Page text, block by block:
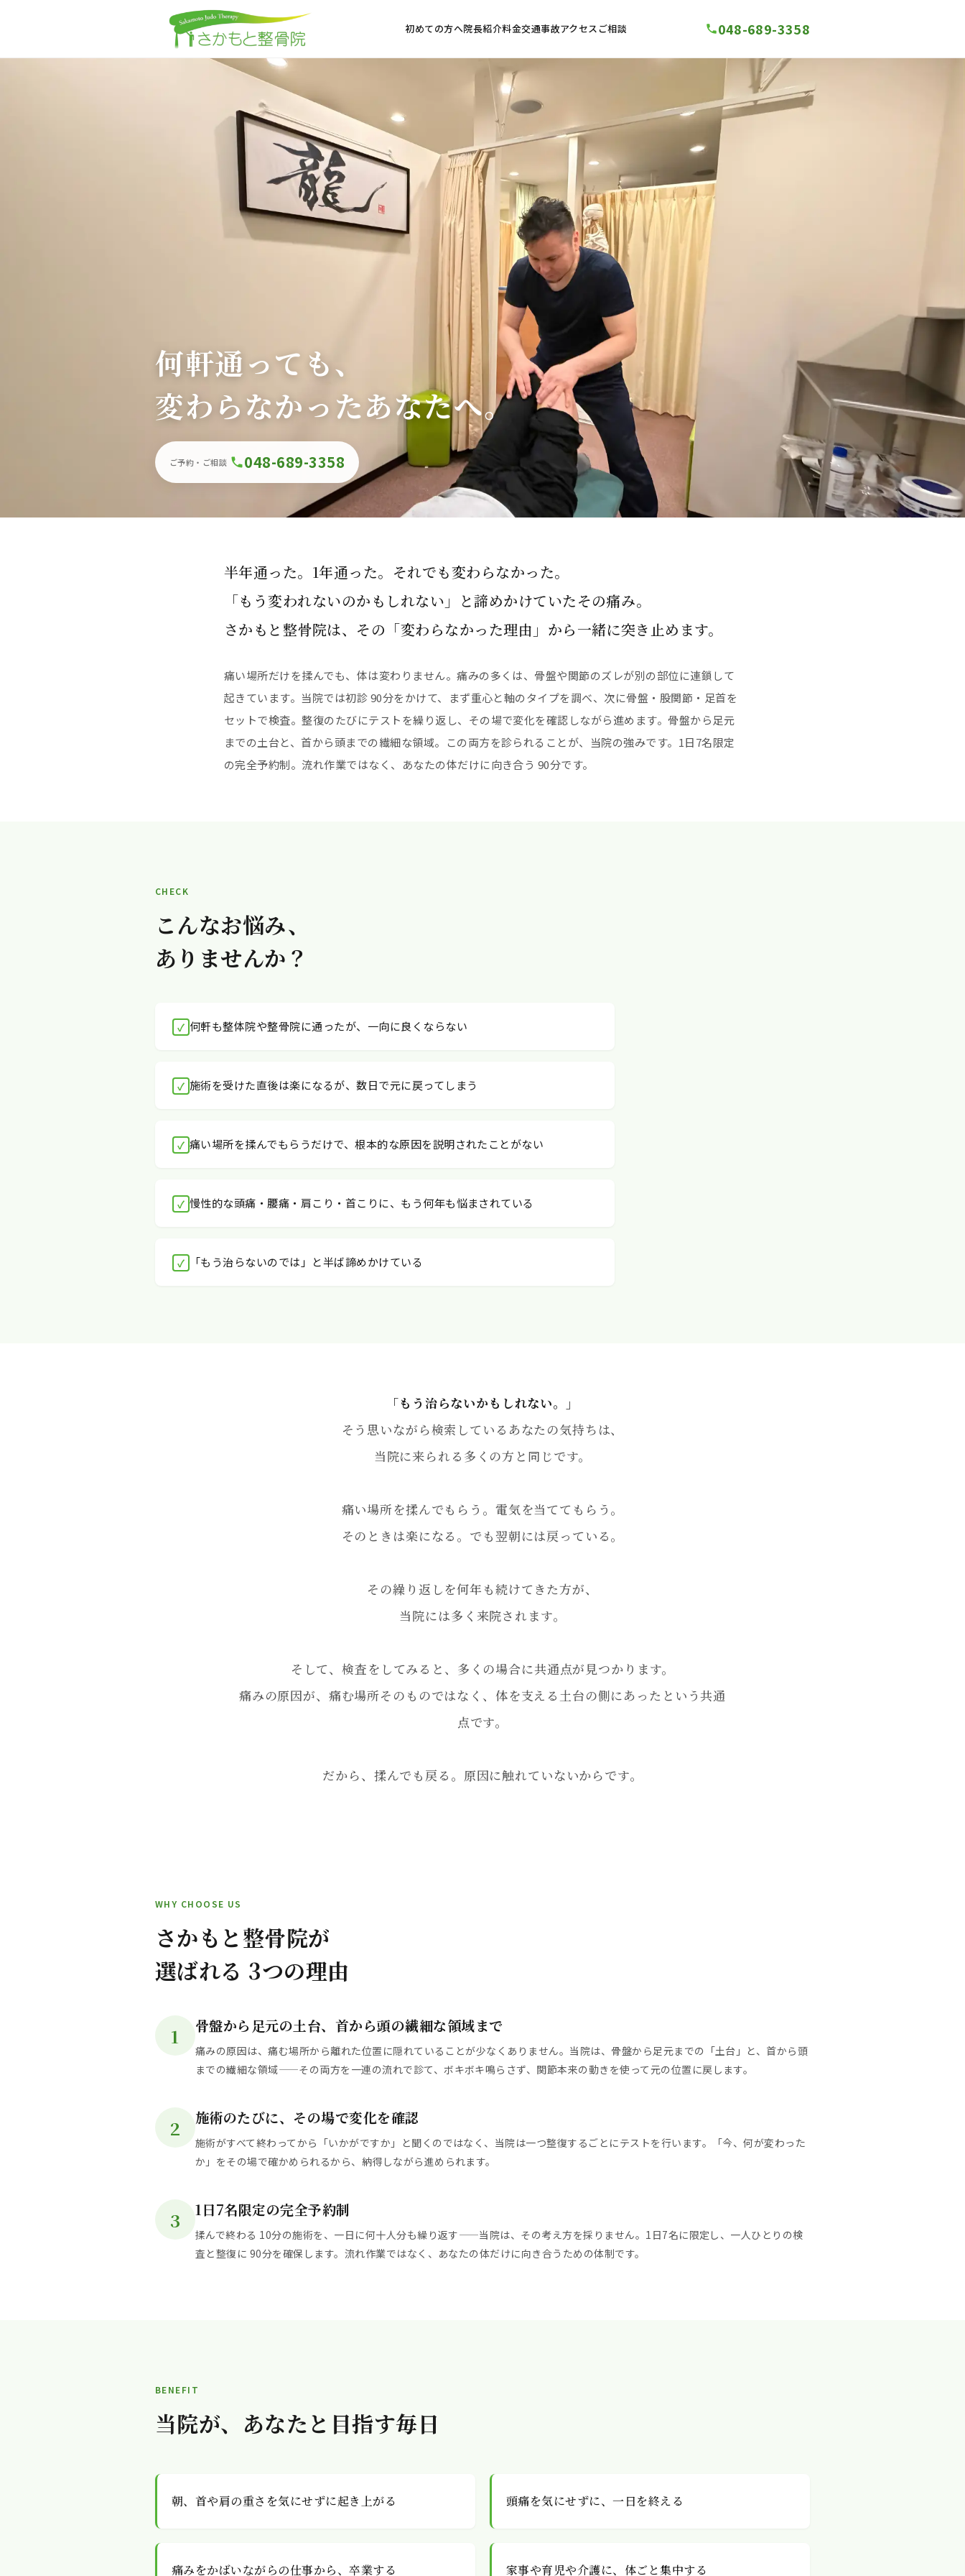
初めての方へ院長紹介料金交通事故アクセス ご相談 048-689-3358
何軒通っても、
変わらなかったあなたへ。
ご予約・ご相談 048-689-3358
半年通った。1年通った。それでも変わらなかった。
「もう変われないのかもしれない」と諦めかけていたその痛み。
さかもと整骨院は、その「変わらなかった理由」から一緒に突き止めます。
痛い場所だけを揉んでも、体は変わりません。痛みの多くは、骨盤や関節のズレが別の部位に連鎖して
起きています。当院では初診 90分をかけて、まず重心と軸のタイプを調べ、次に骨盤・股関節・足首を
セットで検査。整復のたびにテストを繰り返し、その場で変化を確認しながら進めます。骨盤から足元
までの土台と、首から頭までの繊細な領域。この両方を診られることが、当院の強みです。1日7名限定
の完全予約制。流れ作業ではなく、あなたの体だけに向き合う 90分です。
CHECK
こんなお悩み、
ありませんか？
何軒も整体院や整骨院に通ったが、一向に良くならない
施術を受けた直後は楽になるが、数日で元に戻ってしまう
痛い場所を揉んでもらうだけで、根本的な原因を説明されたことがない
慢性的な頭痛・腰痛・肩こり・首こりに、もう何年も悩まされている
「もう治らないのでは」と半ば諦めかけている
「もう治らないかもしれない。」
そう思いながら検索しているあなたの気持ちは、
当院に来られる多くの方と同じです。
痛い場所を揉んでもらう。電気を当ててもらう。
そのときは楽になる。でも翌朝には戻っている。
その繰り返しを何年も続けてきた方が、
当院には多く来院されます。
そして、検査をしてみると、多くの場合に共通点が見つかります。
痛みの原因が、痛む場所そのものではなく、体を支える土台の側にあったという共通
点です。
だから、揉んでも戻る。原因に触れていないからです。
WHY CHOOSE US
さかもと整骨院が
選ばれる 3つの理由
1 骨盤から足元の土台、首から頭の繊細な領域まで
痛みの原因は、痛む場所から離れた位置に隠れていることが少なくありません。当院は、骨盤から足元までの「土台」と、首から頭
までの繊細な領域——その両方を一連の流れで診て、ボキボキ鳴らさず、関節本来の動きを使って元の位置に戻します。
2 施術のたびに、その場で変化を確認
施術がすべて終わってから「いかがですか」と聞くのではなく、当院は一つ整復するごとにテストを行います。「今、何が変わった
か」をその場で確かめられるから、納得しながら進められます。
3 1日7名限定の完全予約制
揉んで終わる 10分の施術を、一日に何十人分も繰り返す——当院は、その考え方を採りません。1日7名に限定し、一人ひとりの検
査と整復に 90分を確保します。流れ作業ではなく、あなたの体だけに向き合うための体制です。
BENEFIT
当院が、あなたと目指す毎日
朝、首や肩の重さを気にせずに起き上がる 頭痛を気にせずに、一日を終える
痛みをかばいながらの仕事から、卒業する 家事や育児や介護に、体ごと集中する